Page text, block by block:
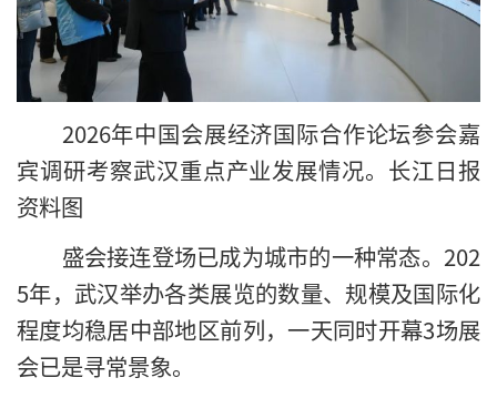
2026年中国会展经济国际合作论坛参会嘉
宾调研考察武汉重点产业发展情况。长江日报
资料图
盛会接连登场已成为城市的一种常态。202
5年，武汉举办各类展览的数量、规模及国际化
程度均稳居中部地区前列，一天同时开幕3场展
会已是寻常景象。